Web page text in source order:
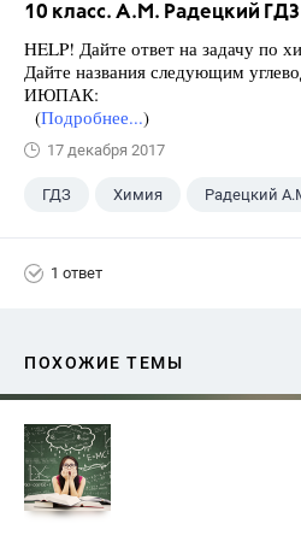
10 класс. А.М. Радецкий ГДЗ
HELP! Дайте ответ на задачу по
Дайте названия следующим
ИЮПАК:
(Подробнее...)
17 декабря 2017
ГДЗ Химия Радецкий
1 ответ
ПОХОЖИЕ ТЕМЫ